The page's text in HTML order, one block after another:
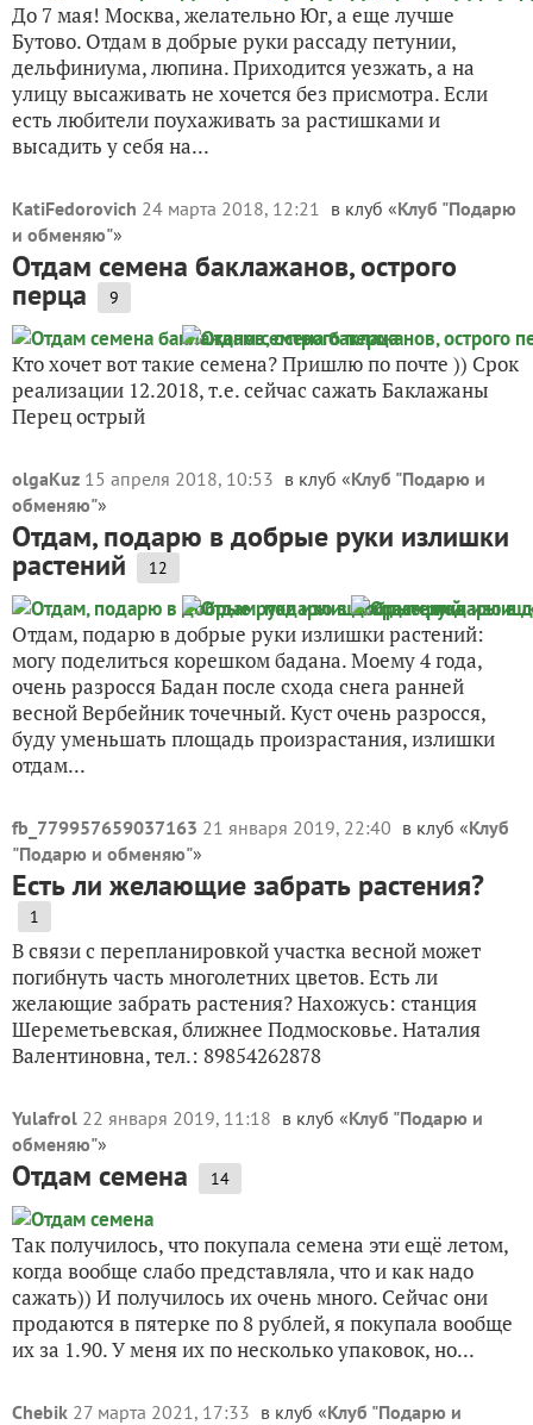
До 7 мая! Москва, желательно Юг, а еще лучше
Бутово. Отдам в добрые руки рассаду петунии,
дельфиниума, люпина. Приходится уезжать, а на
улицу высаживать не хочется без присмотра. Если
есть любители поухаживать за растишками и
высадить у себя на...
KatiFedorovich 24 марта 2018, 12:21 в клуб «Клуб "Подарю
и обменяю"»
Отдам семена баклажанов, острого
перца 9
Кто хочет вот такие семена? Пришлю по почте )) Срок
реализации 12.2018, т.е. сейчас сажать Баклажаны
Перец острый
olgaKuz 15 апреля 2018, 10:53 в клуб «Клуб "Подарю и
обменяю"»
Отдам, подарю в добрые руки излишки
растений 12
Отдам, подарю в добрые руки излишки растений:
могу поделиться корешком бадана. Моему 4 года,
очень разросся Бадан после схода снега ранней
весной Вербейник точечный. Куст очень разросся,
буду уменьшать площадь произрастания, излишки
отдам...
fb_779957659037163 21 января 2019, 22:40 в клуб «Клуб
"Подарю и обменяю"»
Есть ли желающие забрать растения?
1
В связи с перепланировкой участка весной может
погибнуть часть многолетних цветов. Есть ли
желающие забрать растения? Нахожусь: станция
Шереметьевская, ближнее Подмосковье. Наталия
Валентиновна, тел.: 89854262878
Yulafrol 22 января 2019, 11:18 в клуб «Клуб "Подарю и
обменяю"»
Отдам семена 14
Так получилось, что покупала семена эти ещё летом,
когда вообще слабо представляла, что и как надо
сажать)) И получилось их очень много. Сейчас они
продаются в пятерке по 8 рублей, я покупала вообще
их за 1.90. У меня их по несколько упаковок, но...
Chebik 27 марта 2021, 17:33 в клуб «Клуб "Подарю и